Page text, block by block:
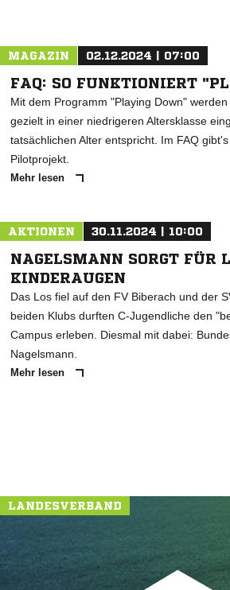
MAGAZIN 02.12.2024 | 07:00
FAQ: SO FUNKTIONIERT
Mit dem Programm "Playing Down"
gezielt in einer niedrigeren Altersklasse
tatsächlichen Alter entspricht. Im FAQ
Pilotprojekt.
Mehr lesen
AKTIONEN 30.11.2024 | 10:00
NAGELSMANN SORGT FÜR
KINDERAUGEN
Das Los fiel auf den FV Biberach und der
beiden Klubs durften C-Jugendliche den
Campus erleben. Diesmal mit dabei:
Nagelsmann.
Mehr lesen
LANDESVERBAND